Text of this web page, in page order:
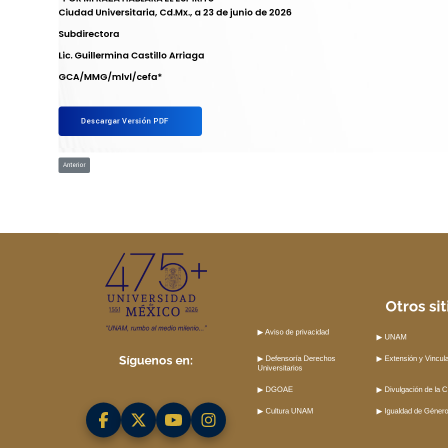
Ciudad Universitaria, Cd.Mx., a 23 de junio de 2026
Subdirectora
Lic. Guillermina Castillo Arriaga
GCA/MMG/mlvl/cefa*
Descargar Versión PDF
Artículo anterior: Ceremonia de Reconocimiento Alumnos Sobresalientes 2026
Anterior
Síguenos en:
Otros
▶ Aviso de privacidad
▶ UNAM
▶ Defensoría Derechos
Universitarios
▶ Extensión y
▶ DGOAE ▶ Divulgación de la
▶ Cultura UNAM ▶ Igualdad de